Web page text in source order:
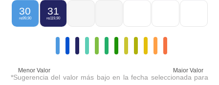
30
R$99,90
31
R$119,90
Menor Valor Maior Valor
*Sugerencia del valor más bajo en la fecha seleccionada para